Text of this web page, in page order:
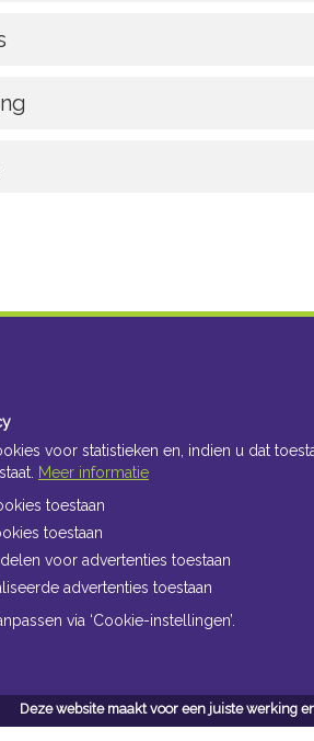
Deze website maakt voor een juiste werking
voor statistieken en, indien u dat
Meer informatie
toestaan
toestaan
voor advertenties toestaan
advertenties toestaan
via ‘Cookie-instellingen’.